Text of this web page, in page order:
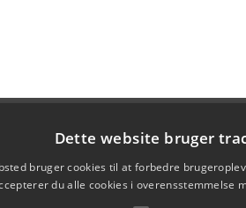
Dette website bruger
bruger cookies til at forbedre
du alle cookies i overensstemmelse